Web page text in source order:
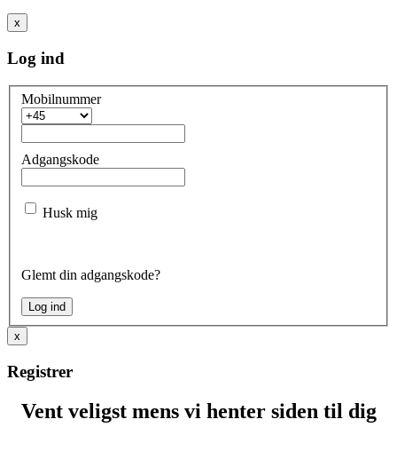
x
Log ind
Mobilnummer
Adgangskode
Husk mig
Glemt din adgangskode?
x
Registrer
Vent veligst mens vi henter siden til dig